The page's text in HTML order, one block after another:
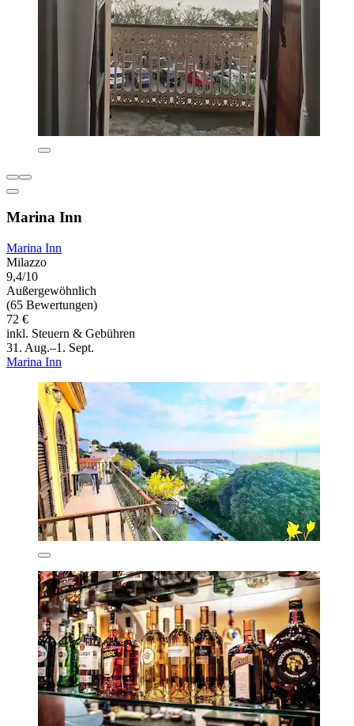
Marina Inn
Marina Inn
Milazzo
9,4/10
Außergewöhnlich
(65 Bewertungen)
72 €
inkl. Steuern & Gebühren
31. Aug.–1. Sept.
Marina Inn